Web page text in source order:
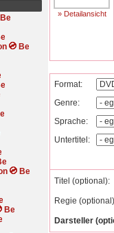
» Detailansicht
Format:
Genre:
Sprache:
Untertitel:
Titel (optional):
Regie
Darsteller